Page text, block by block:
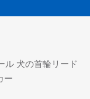
ル 犬の首輪リード
ー